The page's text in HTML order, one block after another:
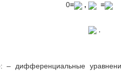
0= , =
,
– дифференциальные